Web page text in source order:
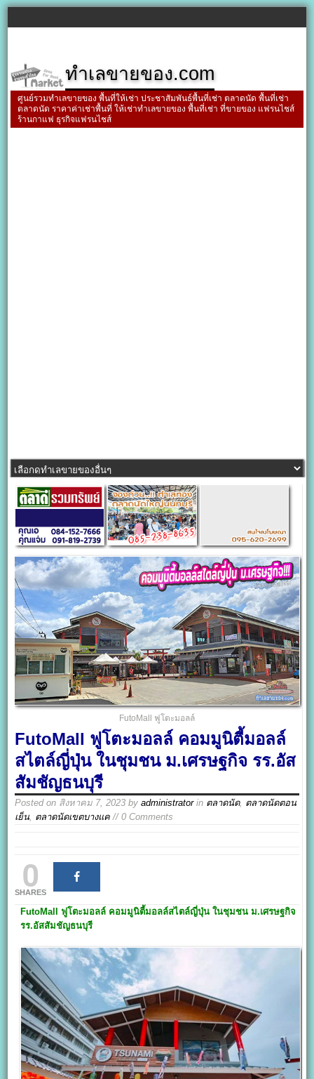
ทำเลขายของ.com
ศูนย์รวมทำเลขายของ พื้นที่ให้เช่า ประชาสัมพันธ์พื้นที่เช่า ตลาดนัด พื้นที่เช่า
ตลาดนัด ราคาค่าเช่าพื้นที่ ให้เช่าทำเลขายของ พื้นที่เช่า ที่ขายของ แฟรนไชส์
ร้านกาแฟ ธุรกิจแฟรนไชส์
FutoMall ฟูโตะมอลล์
FutoMall ฟูโตะมอลล์ คอมมูนิตี้มอลล์
สไตล์ญี่ปุ่น ในชุมชน ม.เศรษฐกิจ รร.อัส
สัมชัญธนบุรี
Posted on สิงหาคม 7, 2023 byadministratorin ตลาดนัด, ตลาดนัดตอน
เย็น, ตลาดนัดเขตบางแค // 0 Comments
0
SHARES
FutoMall ฟูโตะมอลล์ คอมมูนิตี้มอลล์สไตล์ญี่ปุ่น ในชุมชน ม.เศรษฐกิจ
รร.อัสสัมชัญธนบุรี